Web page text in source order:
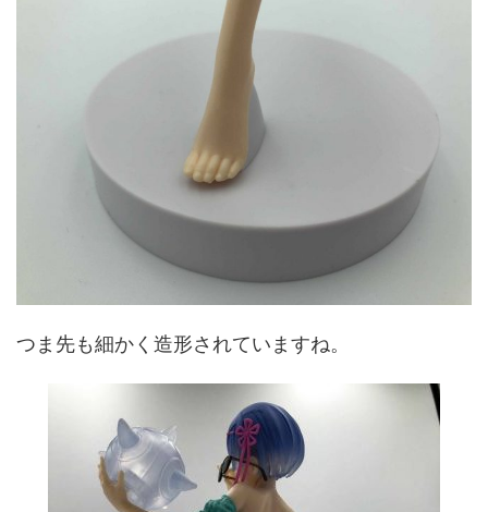
つま先も細かく造形されていますね。